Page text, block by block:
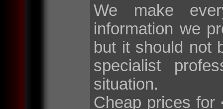
We make
information we
but it should not
specialist
situation.
Cheap prices for